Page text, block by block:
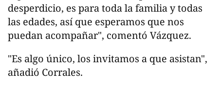
desperdicio, es para toda la familia y todas
las edades, así que esperamos que nos
puedan acompañar", comentó Vázquez.
"Es algo único, los invitamos a que asistan",
añadió Corrales.